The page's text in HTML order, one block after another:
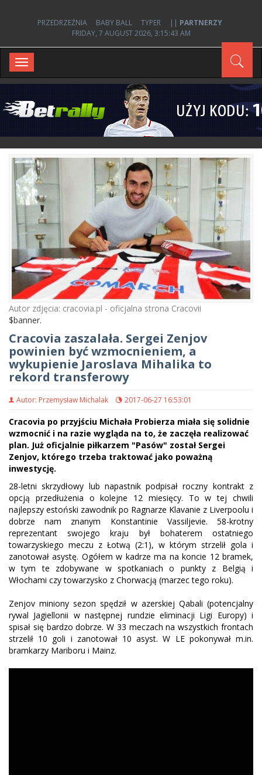
PRZEDRZEŹNIA BABY BALL TYPER || PARTNERZY
FRIDAY, 7 AUGUST 2026, 3:15:43 AM
Toggle
navigation
Autor zdjęcia: cracovia.pl - oficjalna strona Cracovii
$banner.
Cracovia zaszalała. Sergei Zenjov
powinien być wzmocnieniem, a
wykupienie Jaroslava Mihalika to
rekord transferowy
Autor: Przemysław Michalak 2017-06-27 16:53:01
Cracovia po przyjściu Michała Probierza miała się solidnie
wzmocnić i na razie wygląda na to, że zaczęła realizować
plan. Już oficjalnie piłkarzem "Pasów" został Sergei
Zenjov, którego trzeba traktować jako poważną
inwestycję.
28-letni skrzydłowy lub napastnik podpisał roczny kontrakt z
opcją przedłużenia o kolejne 12 miesięcy. To w tej chwili
najlepszy estoński zawodnik po Ragnarze Klavanie z Liverpoolu i
dobrze nam znanym Konstantinie Vassiljevie. 58-krotny
reprezentant swojego kraju był bohaterem ostatniego
towarzyskiego meczu z Łotwą (2:1), w którym strzelił gola i
zanotował asystę. Ogółem w kadrze ma na koncie 12 bramek,
w tym te zdobywane w spotkaniach o punkty z Belgią i
Włochami czy towarzysko z Chorwacją (marzec tego roku).
Zenjov miniony sezon spędził w azerskiej Qabali (potencjalny
rywal Jagiellonii w następnej rundzie eliminacji Ligi Europy) i
spisał się bardzo dobrze. W 33 meczach na wszystkich frontach
strzelił 10 goli i zanotował 10 asyst. W LE pokonywał m.in.
bramkarzy Mariboru i Mainz.